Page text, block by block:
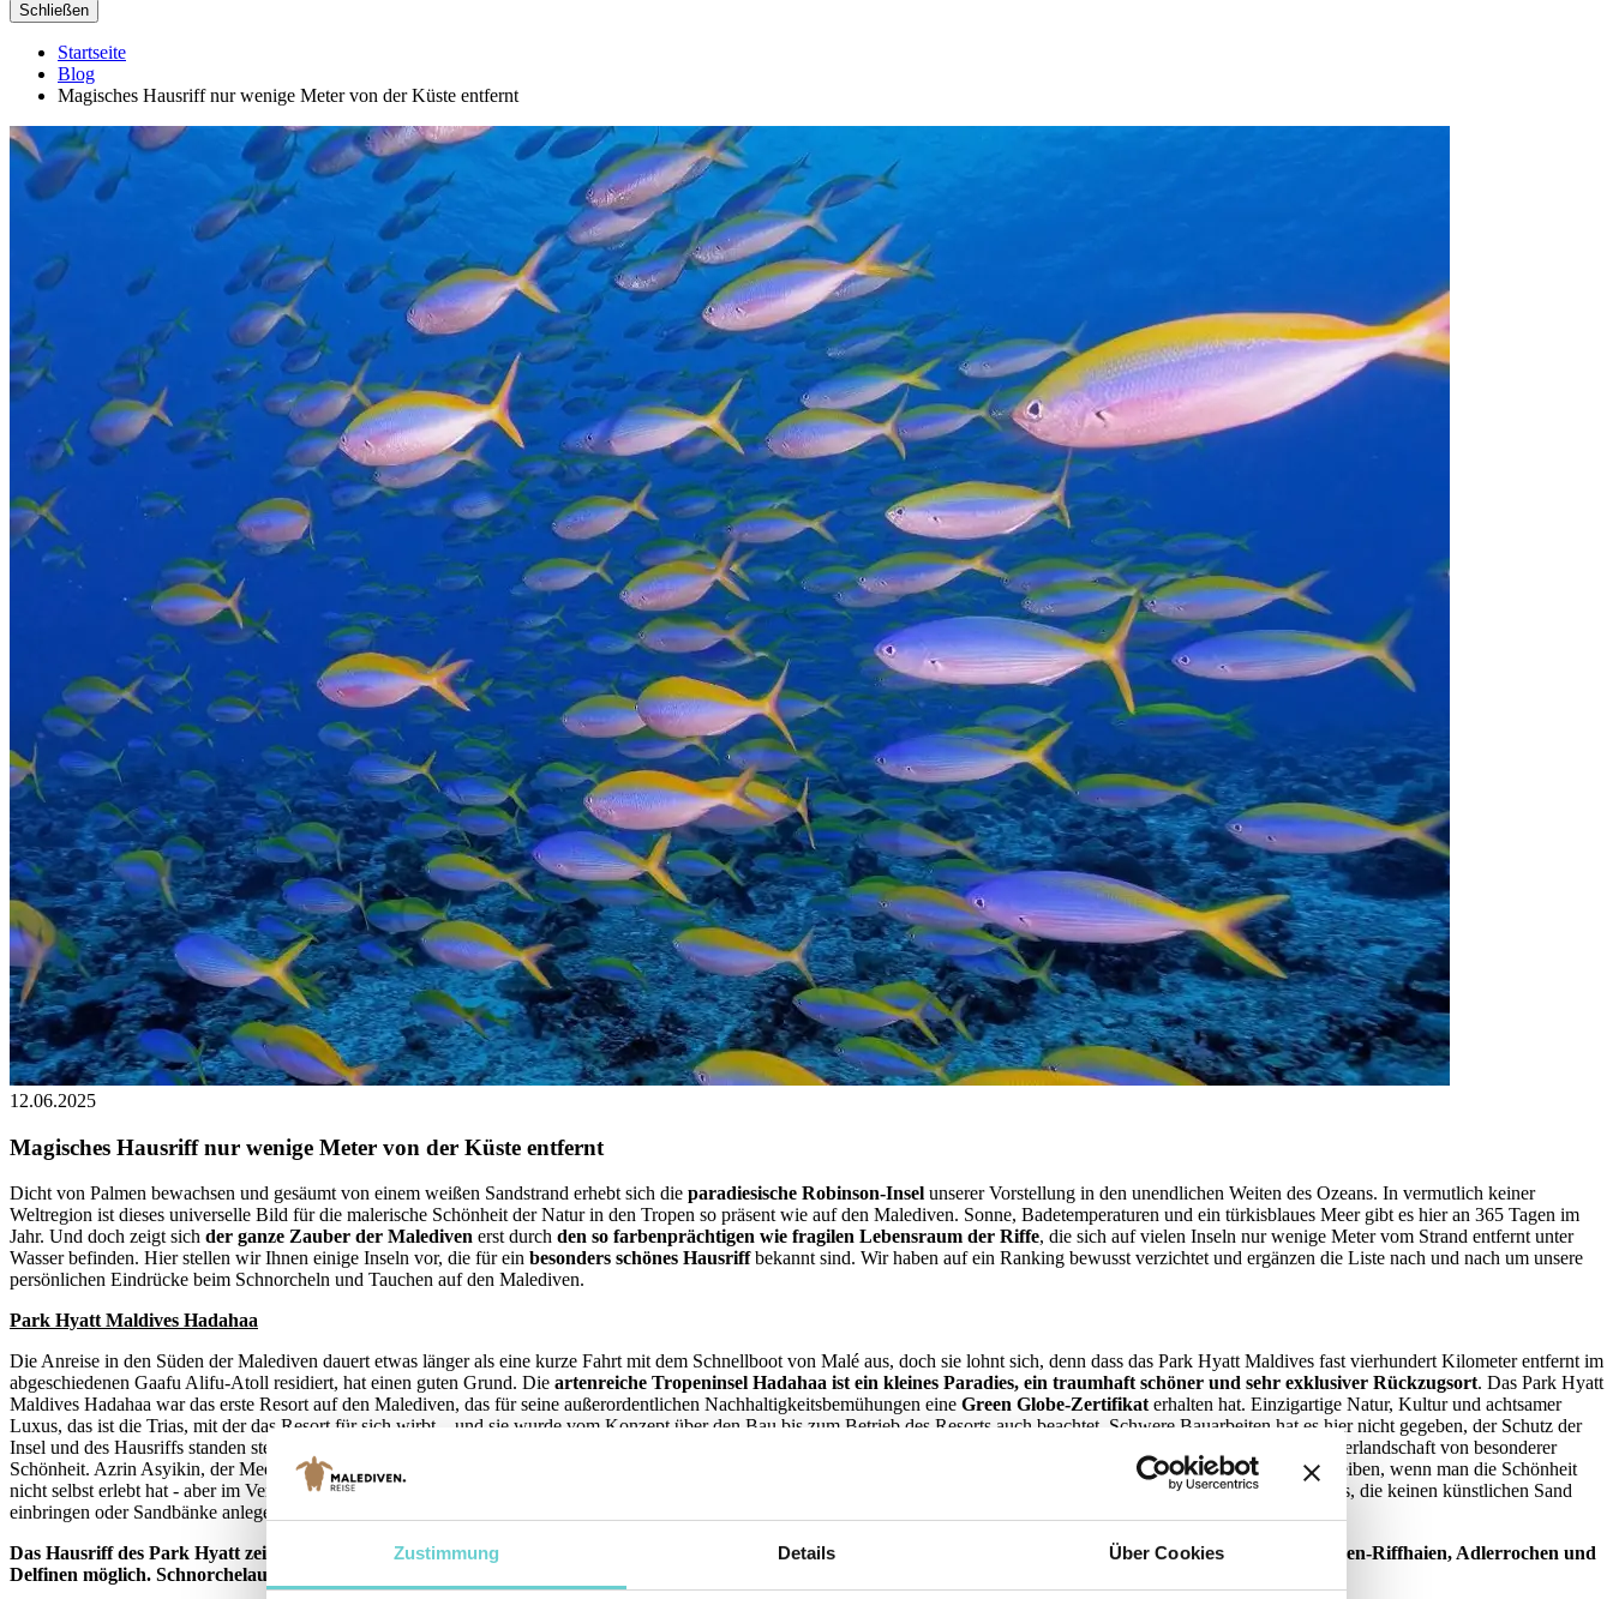
Zustimmung Details Über Cookies
Schließen
Startseite
Blog
Magisches Hausriff nur wenige Meter von der Küste entfernt
12.06.2025
Magisches Hausriff nur wenige Meter von der Küste entfernt
Dicht von Palmen bewachsen und gesäumt von einem weißen Sandstrand erhebt sich die paradiesische Robinson-Insel unserer Vorstellung in den unendlichen Weiten des Ozeans. In vermutlich keiner
Weltregion ist dieses universelle Bild für die malerische Schönheit der Natur in den Tropen so präsent wie auf den Malediven. Sonne, Badetemperaturen und ein türkisblaues Meer gibt es hier an 365 Tagen im
Jahr. Und doch zeigt sich der ganze Zauber der Malediven erst durch den so farbenprächtigen wie fragilen Lebensraum der Riffe, die sich auf vielen Inseln nur wenige Meter vom Strand entfernt unter
Wasser befinden. Hier stellen wir Ihnen einige Inseln vor, die für ein besonders schönes Hausriffbekannt sind. Wir haben auf ein Ranking bewusst verzichtet und ergänzen die Liste nach und nach um unsere
persönlichen Eindrücke beim Schnorcheln und Tauchen auf den Malediven.
Park Hyatt Maldives Hadahaa
Die Anreise in den Süden der Malediven dauert etwas länger als eine kurze Fahrt mit dem Schnellboot von Malé aus, doch sie lohnt sich, denn dass das Park Hyatt Maldives fast vierhundert Kilometer entfernt im
abgeschiedenen Gaafu Alifu-Atoll residiert, hat einen guten Grund. Die artenreiche Tropeninsel Hadahaa ist ein kleines Paradies, ein traumhaft schöner und sehr exklusiver Rückzugsort. Das Park Hyatt
Maldives Hadahaa war das erste Resort auf den Malediven, das für seine außerordentlichen Nachhaltigkeitsbemühungen eine Green Globe-Zertifikaterhalten hat. Einzigartige Natur, Kultur und achtsamer
Luxus, das ist die Trias, mit der das Resort für sich wirbt – und sie wurde vom Konzept über den Bau bis zum Betrieb des Resorts auch beachtet. Schwere Bauarbeiten hat es hier nicht gegeben, der Schutz der
Insel und des Hausriffs standen stets im Vordergrund. Das spektakuläre 360-Grad-Hausriff der Insel ist auch deshalb völlig unberührt und bildet eine atemberaubende Unterwasserlandschaft von besonderer
Schönheit. Azrin Asyikin, der Meeresbiologe des Resorts beschreibt es so: „Sehen heißt glauben, wenn man das Park Hyatt Maldives Hadahaa besucht - es ist schwer zu beschreiben, wenn man die Schönheit
nicht selbst erlebt hat - aber im Vergleich zum Rest der Malediven ist das Wasser blauer, der Sand weicher und weißer, das Riff ist farbenfroh! Wir sind eines der wenigen Resorts, die keinen künstlichen Sand
einbringen oder Sandbänke anlegen, der gesamte Sand ist völlig natürlich - es sind die Abfälle von Papageienfischen, die seine Beschaffenheit so weich machen!“
Das Hausriff des Park Hyatt zeichnet sich vor allem durch seine enorme Korallenvielfalt aus, gelegentlich sind auch Sichtungen von Kraken, Schwarz- und Weißspitzen-Riffhaien, Adlerrochen und
Delfinen möglich. Schnorchelausflüge in das Hausriff sind von jeder der 51 Villen auf der Insel aus möglich.